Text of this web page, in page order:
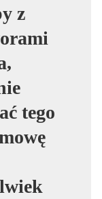
z
tego